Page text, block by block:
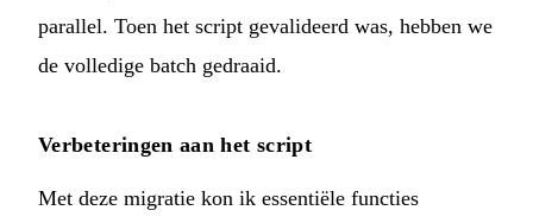
parallel. Toen het script gevalideerd was, hebben we
de volledige batch gedraaid.
Verbeteringen aan het script
Met deze migratie kon ik essentiële functies